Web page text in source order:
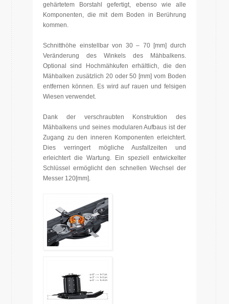
gehärtetem Borstahl gefertigt, ebenso wie alle
Komponenten, die mit dem Boden in Berührung
kommen.
Schnitthöhe einstellbar von 30 – 70 [mm] durch
Veränderung des Winkels des Mähbalkens.
Optional sind Hochmähkufen erhältlich, die den
Mähbalken zusätzlich 20 oder 50 [mm] vom Boden
entfernen können. Es wird auf rauen und felsigen
Wiesen verwendet.
Dank der verschraubten Konstruktion des
Mähbalkens und seines modularen Aufbaus ist der
Zugang zu den inneren Komponenten erleichtert.
Dies verringert mögliche Ausfallzeiten und
erleichtert die Wartung. Ein speziell entwickelter
Schlüssel ermöglicht den schnellen Wechsel der
Messer 120[mm].